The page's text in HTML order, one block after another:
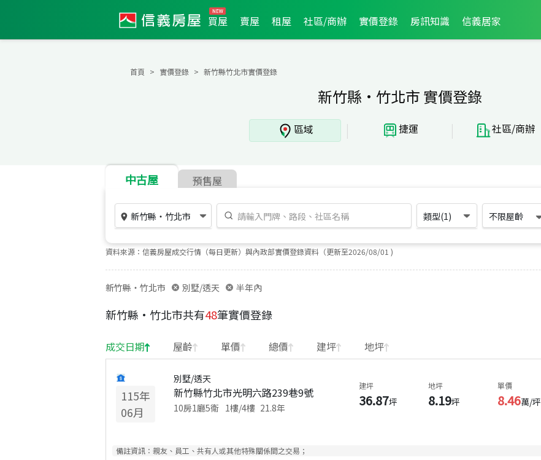
買屋 賣屋 租屋 社區/商辦 實價登錄 房訊知識 信義居家
首頁 實價登錄 新竹縣竹北市實價登錄
新竹縣·竹北市 實價登錄
區域 | 捷運 | 社區/商辦
中古屋 預售屋
新竹縣 ・ 竹北市 類型(1) 不限屋齡
資料來源：信義房屋成交行情（每日更新）與內政部實價登錄資料（更新至2026/08/01 )
新竹縣・竹北市 別墅/透天 半年內
新竹縣 · 竹北市共有48筆實價登錄
成交日期 屋齡 單價 總價 建坪 地坪
115年
06月
別墅/透天
新竹縣竹北市光明六路239巷9號
10房1廳5衛 1樓/4樓 21.8年
建坪
36.87坪
地坪
8.19坪
單價
8.46萬/坪
備註資訊： 親友、員工、共有人或其他特殊關係間之交易；